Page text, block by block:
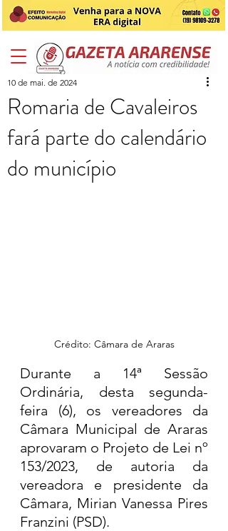
Romaria de Cavaleiros
fará parte do calendário
do município
10 de mai. de 2024
Crédito: Câmara de Araras
Durante a 14ª Sessão
Ordinária, desta segunda-
feira (6), os vereadores da
Câmara Municipal de Araras
aprovaram o Projeto de Lei nº
153/2023, de autoria da
vereadora e presidente da
Câmara, Mirian Vanessa Pires
Franzini (PSD).